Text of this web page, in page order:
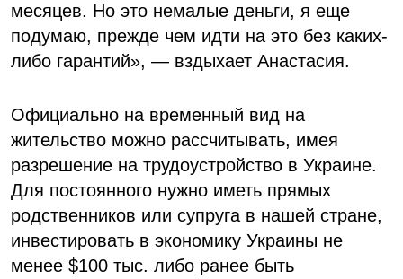
месяцев. Но это немалые деньги, я еще
подумаю, прежде чем идти на это без каких-
либо гарантий», — вздыхает Анастасия.
Официально на временный вид на
жительство можно рассчитывать, имея
разрешение на трудоустройство в Украине.
Для постоянного нужно иметь прямых
родственников или супруга в нашей стране,
инвестировать в экономику Украины не
менее $100 тыс. либо ранее быть